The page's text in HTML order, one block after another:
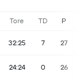
Tore TD P
32:25 7 27
24:24 0 26